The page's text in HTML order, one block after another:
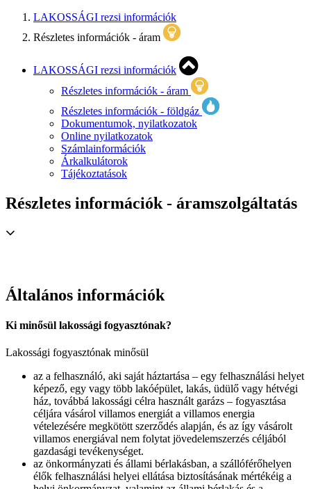
LAKOSSÁGI rezsi információk
Részletes információk - áram
LAKOSSÁGI rezsi információk
Részletes információk - áram
Részletes információk - földgáz
Dokumentumok, nyilatkozatok
Online nyilatkozatok
Számlainformációk
Árkalkulátorok
Tájékoztatások
Részletes információk - áramszolgáltatás
Általános információk
Ki minősül lakossági fogyasztónak?
Lakossági fogyasztónak minősül
az a felhasználó, aki saját háztartása – egy felhasználási helyet
képező, egy vagy több lakóépület, lakás, üdülő vagy hétvégi
ház, továbbá lakossági célra használt garázs – fogyasztása
céljára vásárol villamos energiát a villamos energia
vételezésére megkötött szerződés alapján, és az így vásárolt
villamos energiával nem folytat jövedelemszerzés céljából
gazdasági tevékenységet.
az önkormányzati és állami bérlakásban, a szállóférőhelyen
élők felhasználási helyei ellátása biztosításának mértékéig a